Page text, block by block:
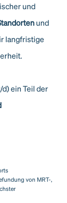
und
und
langfristige
ein Teil der
von MRT-,